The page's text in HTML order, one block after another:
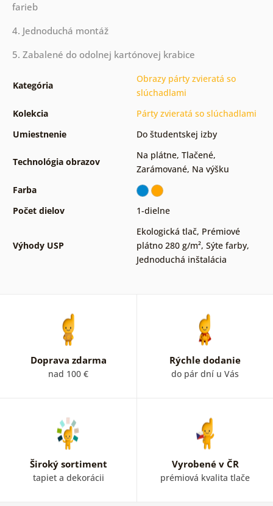
farieb
4. Jednoduchá montáž
5. Zabalené do odolnej kartónovej krabice
Kategória
Obrazy párty zvieratá so
slúchadlami
Kolekcia
Párty zvieratá so slúchadlami
Umiestnenie
Do študentskej izby
Technológia obrazov
Na plátne, Tlačené,
Zarámované, Na výšku
Farba
Počet dielov
1-dielne
Výhody USP
Ekologická tlač, Prémiové
plátno 280 g/m², Sýte farby,
Jednoduchá inštalácia
Doprava zdarma
nad 100 €
Rýchle dodanie
do pár dní u Vás
Široký sortiment
tapiet a dekorácii
Vyrobené v ČR
prémiová kvalita tlače